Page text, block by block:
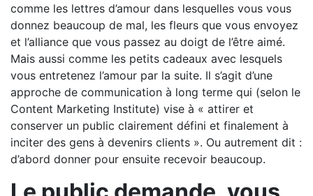
comme les lettres d’amour dans lesquelles vous vous
donnez beaucoup de mal, les fleurs que vous envoyez
et l’alliance que vous passez au doigt de l’être aimé.
Mais aussi comme les petits cadeaux avec lesquels
vous entretenez l’amour par la suite. Il s’agit d’une
approche de communication à long terme qui (selon le
Content Marketing Institute) vise à « attirer et
conserver un public clairement défini et finalement à
inciter des gens à devenirs clients ». Ou autrement dit :
d’abord donner pour ensuite recevoir beaucoup.